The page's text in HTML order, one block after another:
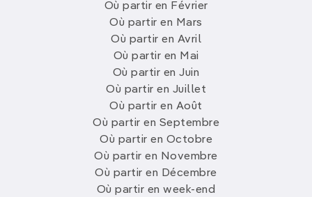
Où partir en Février
Où partir en Mars
Où partir en Avril
Où partir en Mai
Où partir en Juin
Où partir en Juillet
Où partir en Août
Où partir en Septembre
Où partir en Octobre
Où partir en Novembre
Où partir en Décembre
Où partir en week-end